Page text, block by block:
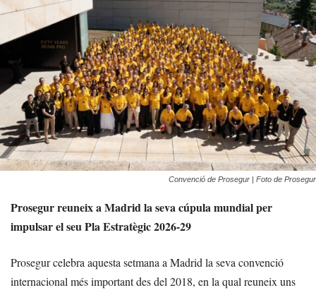
Convenció de Prosegur | Foto de Prosegur
Prosegur reuneix a Madrid la seva cúpula mundial per
impulsar el seu Pla Estratègic 2026-29
Prosegur celebra aquesta setmana a Madrid la seva convenció
internacional més important des del 2018, en la qual reuneix uns